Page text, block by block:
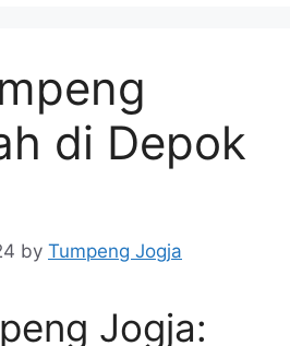
di Depok
by Tumpeng Jogja
Jogja: